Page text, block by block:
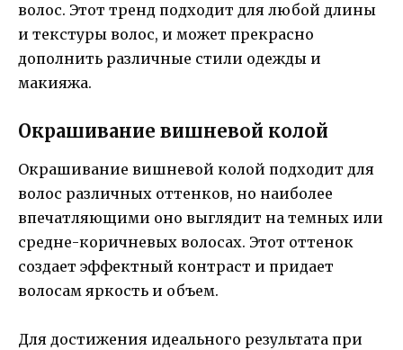
волос. Этот тренд подходит для любой длины
и текстуры волос, и может прекрасно
дополнить различные стили одежды и
макияжа.
Окрашивание вишневой колой
Окрашивание вишневой колой подходит для
волос различных оттенков, но наиболее
впечатляющими оно выглядит на темных или
средне-коричневых волосах. Этот оттенок
создает эффектный контраст и придает
волосам яркость и объем.
Для достижения идеального результата при